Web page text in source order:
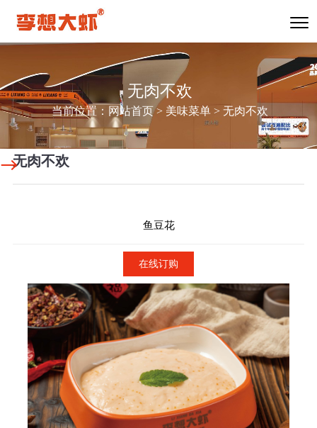
无肉不欢
当前位置： 网站首页> 美味菜单 > 无肉不欢
无肉不欢
鱼豆花
在线订购